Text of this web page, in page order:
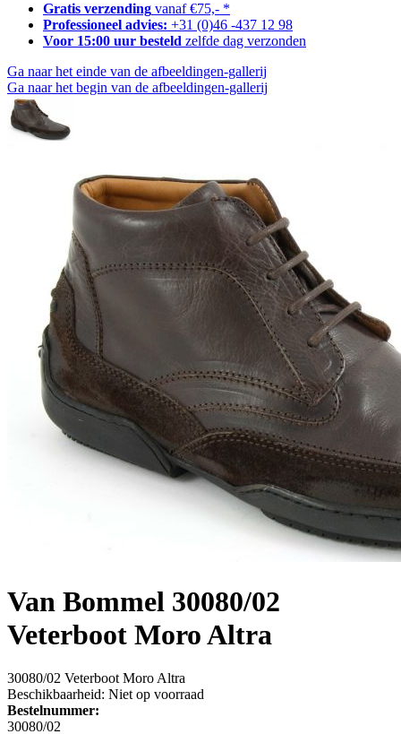
Gratis verzending vanaf €75,- *
Professioneel advies: +31 (0)46 -437 12 98
Voor 15:00 uur besteld zelfde dag verzonden
Ga naar het einde van de afbeeldingen-gallerij
Ga naar het begin van de afbeeldingen-gallerij
Van Bommel 30080/02
Veterboot Moro Altra
30080/02 Veterboot Moro Altra
Beschikbaarheid: Niet op voorraad
Bestelnummer:
30080/02